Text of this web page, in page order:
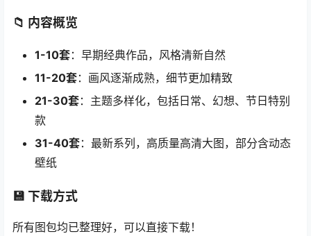
📁 内容概览
1-10套：早期经典作品，风格清新自然
11-20套：画风逐渐成熟，细节更加精致
21-30套：主题多样化，包括日常、幻想、节日特别
款
31-40套：最新系列，高质量高清大图，部分含动态
壁纸
💾 下载方式
所有图包均已整理好，可以直接下载！